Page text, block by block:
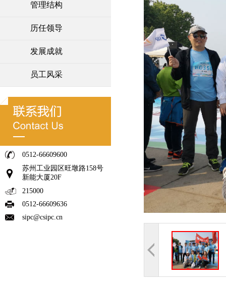
管理结构
历任领导
发展成就
员工风采
0512-66609600
苏州工业园区旺墩路158号
新能大厦20F
215000
0512-66609636
sipc@csipc.cn